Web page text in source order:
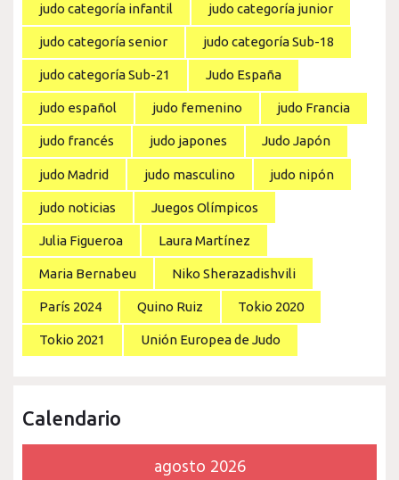
judo categoría infantil judo categoría junior
judo categoría senior judo categoría Sub-18
judo categoría Sub-21 Judo España
judo español judo femenino judo Francia
judo francés judo japones Judo Japón
judo Madrid judo masculino judo nipón
judo noticias Juegos Olímpicos
Julia Figueroa Laura Martínez
Maria Bernabeu Niko Sherazadishvili
París 2024 Quino Ruiz Tokio 2020
Tokio 2021 Unión Europea de Judo
Calendario
agosto 2026